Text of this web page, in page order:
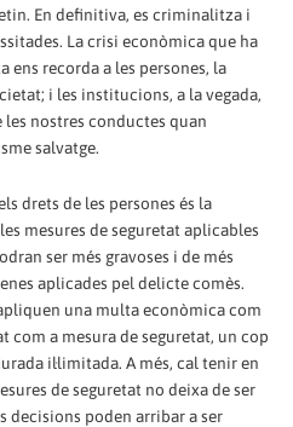
En definitiva, es criminalitza i
La crisi econòmica que ha
recorda a les persones, la
i les institucions, a la vegada,
les nostres conductes quan
salvatge.
drets de les persones és la
mesures de seguretat aplicables
ser més gravoses i de més
aplicades pel delicte comès.
una multa econòmica com
com a mesura de seguretat, un cop
il·limitada. A més, cal tenir en
de seguretat no deixa de ser
decisions poden arribar a ser